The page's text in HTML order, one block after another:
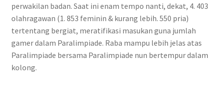
perwakilan badan. Saat ini enam tempo nanti, dekat, 4. 403
olahragawan (1. 853 feminin & kurang lebih. 550 pria)
tertentang bergiat, meratifikasi masukan guna jumlah
gamer dalam Paralimpiade. Raba mampu lebih jelas atas
Paralimpiade bersama Paralimpiade nun bertempur dalam
kolong.